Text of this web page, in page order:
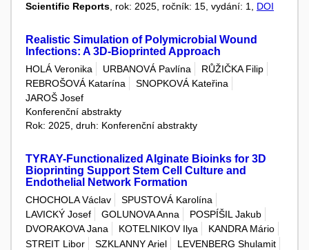
Scientific Reports, rok: 2025, ročník: 15, vydání: 1, DOI
Realistic Simulation of Polymicrobial Wound
Infections: A 3D-Bioprinted Approach
HOLÁ Veronika URBANOVÁ Pavlína
RŮŽIČKA Filip
REBROŠOVÁ Katarína
SNOPKOVÁ Kateřina
JAROŠ Josef
Konferenční abstrakty
Rok: 2025, druh: Konferenční abstrakty
TYRAY-Functionalized Alginate Bioinks for 3D
Bioprinting Support Stem Cell Culture and
Endothelial Network Formation
CHOCHOLA Václav
SPUSTOVÁ Karolína
LAVICKÝ Josef
GOLUNOVA Anna
POSPÍŠIL Jakub
DVORAKOVA Jana
KOTELNIKOV Ilya
KANDRA Mário
STREIT Libor
SZKLANNY Ariel
LEVENBERG Shulamit